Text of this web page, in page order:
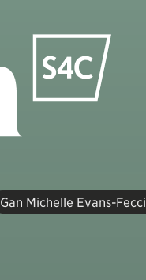
Gan Michelle Evans-Fecci